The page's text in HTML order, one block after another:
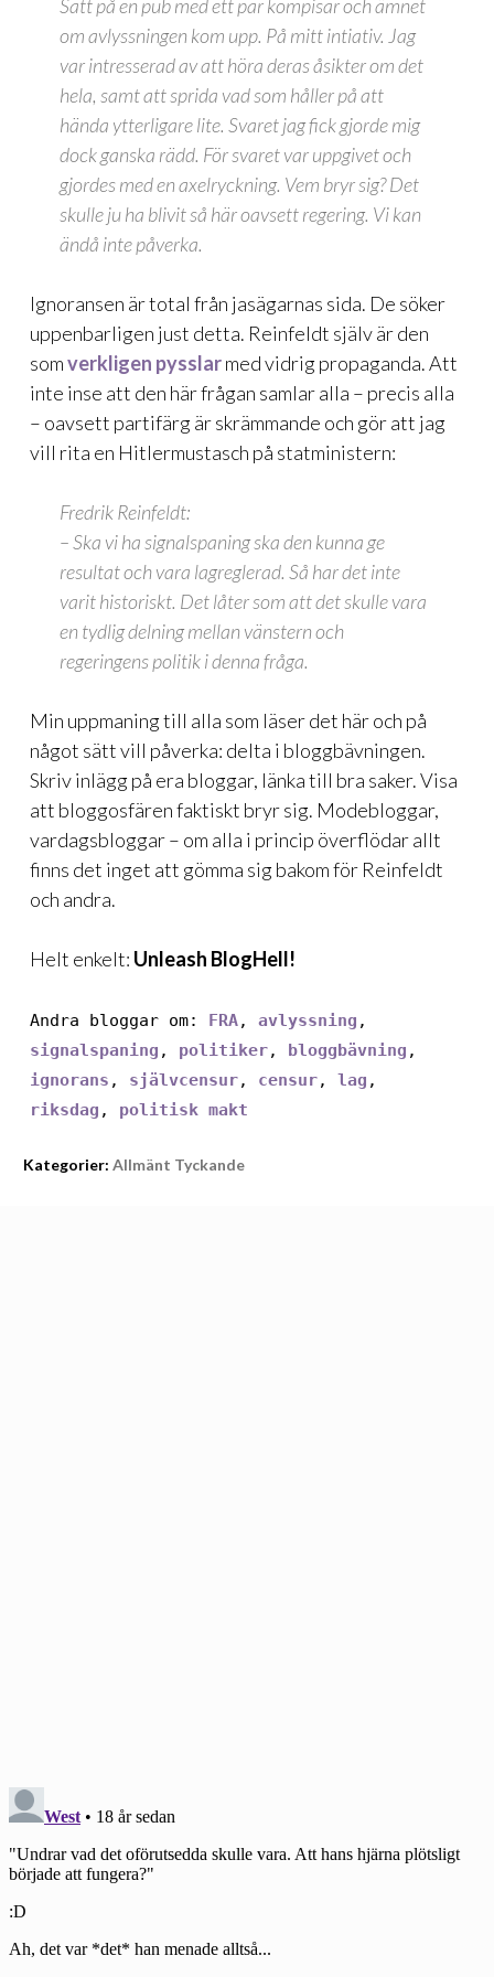
Satt på en pub med ett par kompisar och ämnet
om avlyssningen kom upp. På mitt intiativ. Jag
var intresserad av att höra deras åsikter om det
hela, samt att sprida vad som håller på att
hända ytterligare lite. Svaret jag fick gjorde mig
dock ganska rädd. För svaret var uppgivet och
gjordes med en axelryckning. Vem bryr sig? Det
skulle ju ha blivit så här oavsett regering. Vi kan
ändå inte påverka.
Ignoransen är total från jasägarnas sida. De söker
uppenbarligen just detta. Reinfeldt själv är den
somverkligen pysslarmed vidrig propaganda. Att
inte inse att den här frågan samlar alla – precis alla
– oavsett partifärg är skrämmande och gör att jag
vill rita en Hitlermustasch på statministern:
Fredrik Reinfeldt:
– Ska vi ha signalspaning ska den kunna ge
resultat och vara lagreglerad. Så har det inte
varit historiskt. Det låter som att det skulle vara
en tydlig delning mellan vänstern och
regeringens politik i denna fråga.
Min uppmaning till alla som läser det här och på
något sätt vill påverka: delta i bloggbävningen.
Skriv inlägg på era bloggar, länka till bra saker. Visa
att bloggosfären faktiskt bryr sig. Modebloggar,
vardagsbloggar – om alla i princip överflödar allt
finns det inget att gömma sig bakom för Reinfeldt
och andra.
Helt enkelt: Unleash BlogHell!
Andra bloggar om: FRA, avlyssning ,
signalspaning , politiker, bloggbävning ,
ignorans , självcensur, censur, lag ,
riksdag , politisk makt
Kategorier: Allmänt Tyckande